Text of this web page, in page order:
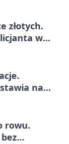
złotych.
w
na
rowu.